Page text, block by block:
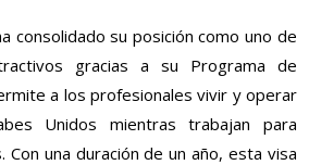
consolidado su posición como uno de
gracias a su Programa de
a los profesionales vivir y operar
Unidos mientras trabajan para
una duración de un año, esta visa